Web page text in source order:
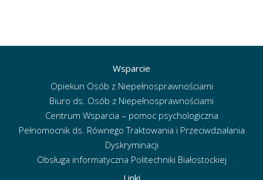
Wsparcie
Opiekun Osób z Niepełnosprawnościami
Biuro ds. Osób z Niepełnosprawnościami
Centrum Wsparcia – pomoc psychologiczna
Pełnomocnik ds. Równego Traktowania i Przeciwdziałania
Dyskryminacji
Obsługa informatyczna Politechniki Białostockiej
Linki